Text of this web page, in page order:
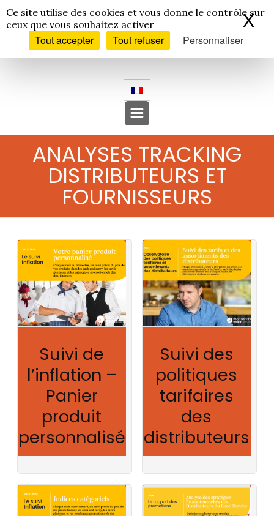
Panneau de gestion des cookies
Ce site utilise des cookies et vous donne le contrôle sur
ceux que vous souhaitez activer
Tout accepter Tout refuser Personnaliser
X
ANALYSES TRACKING
DISTRIBUTEURS ET
FOURNISSEURS
Suivi de
l’inflation –
Panier
produit
personnalisé
Suivi des
politiques
tarifaires
des
distributeurs